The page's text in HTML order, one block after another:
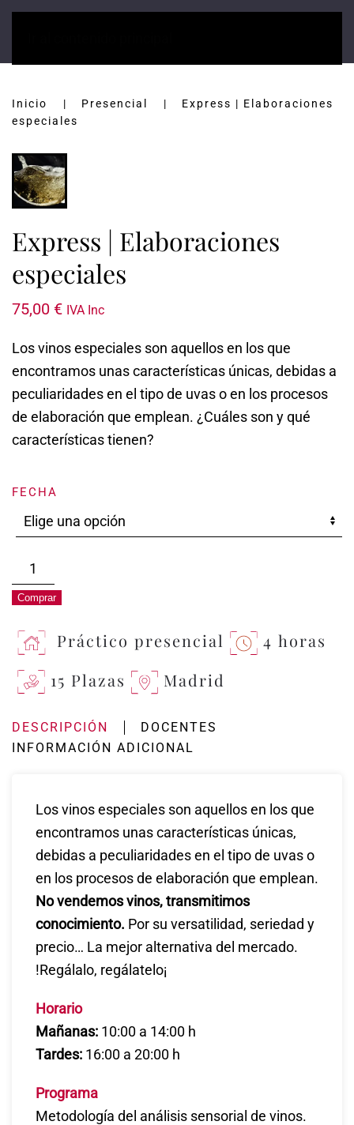
Inicio Presencial
Express | Elaboraciones
especiales
Express | Elaboraciones
especiales
75,00 € IVA Inc
Los vinos especiales son aquellos en los que
encontramos unas características únicas, debidas a
peculiaridades en el tipo de uvas o en los procesos
de elaboración que emplean. ¿Cuáles son y qué
características tienen?
FECHA
Express
|
Elaboraciones
especiales
cantidad
Comprar
Práctico presencial
4 horas
15 Plazas
Madrid
DESCRIPCIÓN
DOCENTES
INFORMACIÓN ADICIONAL
Los vinos especiales son aquellos en los que
encontramos unas características únicas,
debidas a peculiaridades en el tipo de uvas o
en los procesos de elaboración que emplean.
No vendemos vinos, transmitimos
conocimiento. Por su versatilidad, seriedad y
precio… La mejor alternativa del mercado.
!Regálalo, regálatelo¡
Horario
Mañanas: 10:00 a 14:00 h
Tardes: 16:00 a 20:00 h
Programa
Metodología del análisis sensorial de vinos.